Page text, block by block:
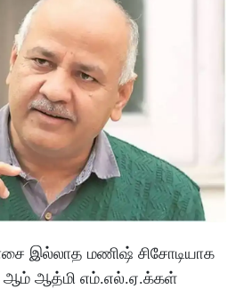
இல்லாத மணிஷ் சிசோடியாக
ஆம் ஆத்மி எம்.எல்.ஏ.க்கள்